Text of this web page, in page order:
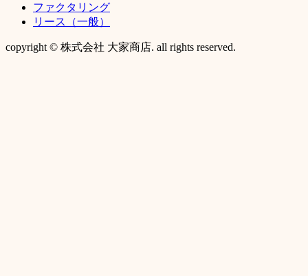
ファクタリング
リース（一般）
copyright © 株式会社 大家商店. all rights reserved.